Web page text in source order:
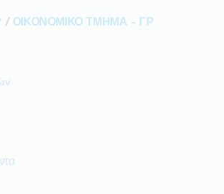
/ ΟΙΚΟΝΟΜΙΚΟ ΤΜΗΜΑ - ΓΡ